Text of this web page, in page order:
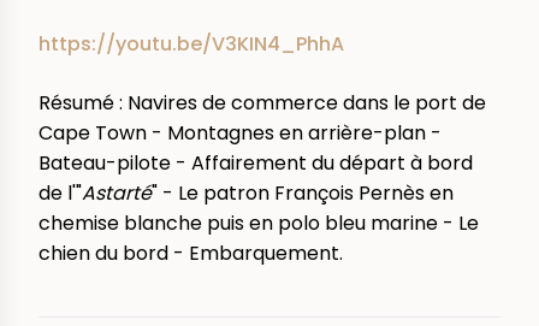
https://youtu.be/V3KIN4_PhhA
Résumé : Navires de commerce dans le port de
Cape Town - Montagnes en arrière-plan -
Bateau-pilote - Affairement du départ à bord
de l'"Astarté" - Le patron François Pernès en
chemise blanche puis en polo bleu marine - Le
chien du bord - Embarquement.